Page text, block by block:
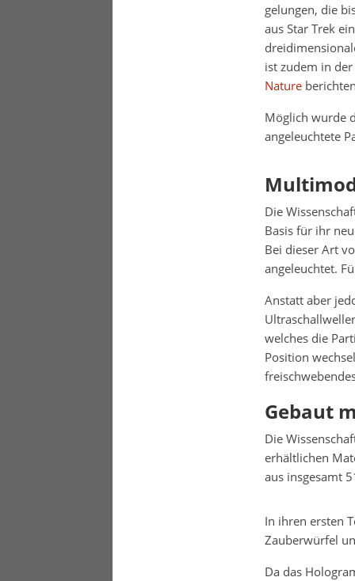
gelungen, die
aus Star Trek
ist zudem in
Nature
Möglich wurde
angeleuchtete
Die
Basis für ihr
Bei dieser Art
angeleuchtet.
Anstatt aber
welches die
Position
Gebaut
Die
erhältlichen
aus insgesamt
In ihren ersten
Zauberwürfel
Da das